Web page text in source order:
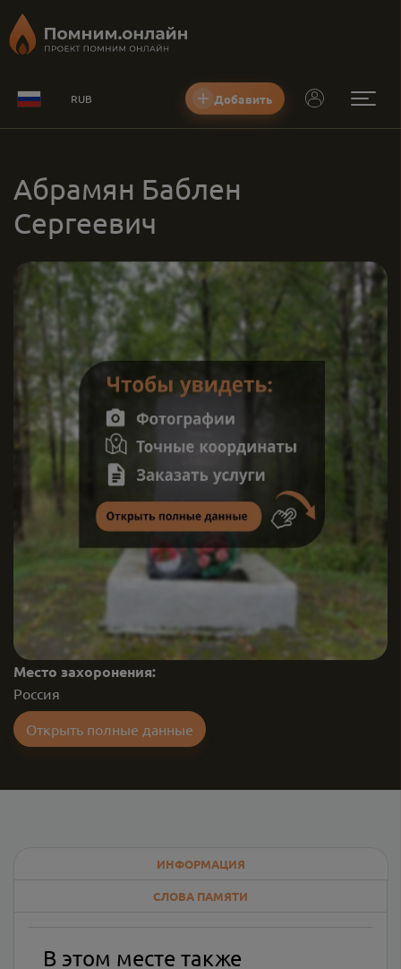
RUB Добавить
Абрамян Баблен
Сергеевич
Место захоронения:
Россия
Открыть полные данные
ИНФОРМАЦИЯ
СЛОВА ПАМЯТИ
В этом месте также